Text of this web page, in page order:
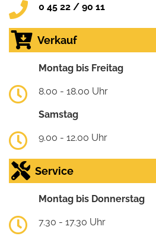
0 45 22 / 90 11
Verkauf
Montag bis Freitag
8.00 - 18.00 Uhr
Samstag
9.00 - 12.00 Uhr
Service
Montag bis Donnerstag
7.30 - 17.30 Uhr